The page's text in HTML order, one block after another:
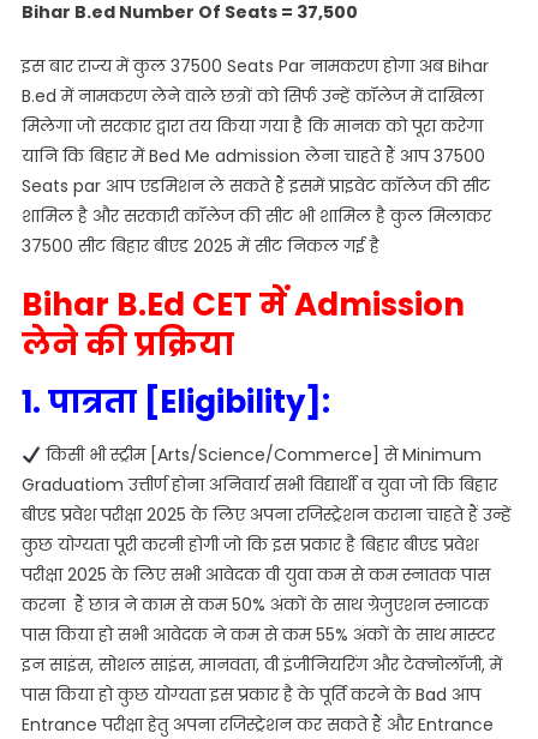
Bihar B.ed Number Of Seats = 37,500
इस बार राज्य में कुल 37500 Seats Par नामकरण होगा अब Bihar
B.ed में नामकरण लेने वाले छत्रों को सिर्फ उन्हें कॉलेज में दाखिला
मिलेगा जो सरकार द्वारा तय किया गया है कि मानक को पूरा करेगा
यानि कि बिहार में Bed Me admission लेना चाहते हैं आप 37500
Seats par आप एडमिशन ले सकते हैं इसमें प्राइवेट कॉलेज की सीट
शामिल है और सरकारी कॉलेज की सीट भी शामिल है कुल मिलाकर
37500 सीट बिहार बीएड 2025 में सीट निकल गई है
Bihar B.Ed CET में Admission
लेने की प्रक्रिया
1. पात्रता [Eligibility]:
किसी भी स्ट्रीम [Arts/Science/Commerce] से Minimum
Graduatiom उत्तीर्ण होना अनिवार्य सभी विद्यार्थी व युवा जो कि बिहार
बीएड प्रवेश परीक्षा 2025 के लिए अपना रजिस्ट्रेशन कराना चाहते हैं उन्हें
कुछ योग्यता पूरी करनी होगी जो कि इस प्रकार है बिहार बीएड प्रवेश
परीक्षा 2025 के लिए सभी आवेदक वी युवा कम से कम स्नातक पास
करना हैं छात्र ने काम से कम 50% अंकों के साथ ग्रेजुएशन स्नाटक
पास किया हो सभी आवेदक ने कम से कम 55% अंकों के साथ मास्टर
इन साइंस, सोशल साइंस, मानवता, वी इंजीनियरिंग और टेक्नोलॉजी, में
पास किया हो कुछ योग्‍यता इस प्रकार है के पूर्ति करने के Bad आप
Entrance परीक्षा हेतु अपना रजिस्ट्रेशन कर सकते हैं और Entrance